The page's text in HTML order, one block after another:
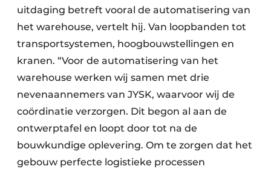
uitdaging betreft vooral de automatisering van
het warehouse, vertelt hij. Van loopbanden tot
transportsystemen, hoogbouwstellingen en
kranen. “Voor de automatisering van het
warehouse werken wij samen met drie
nevenaannemers van JYSK, waarvoor wij de
coördinatie verzorgen. Dit begon al aan de
ontwerptafel en loopt door tot na de
bouwkundige oplevering. Om te zorgen dat het
gebouw perfecte logistieke processen